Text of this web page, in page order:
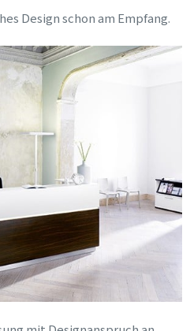
Design schon am Empfang.